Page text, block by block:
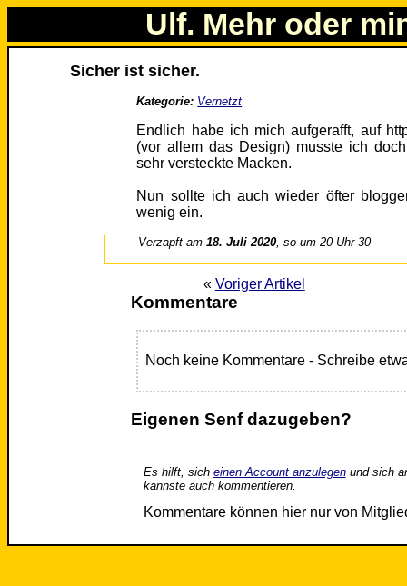
Ulf. Mehr oder
Sicher ist sicher.
Kategorie: Vernetzt
Endlich habe ich mich aufgerafft, auf
(vor allem das Design) musste ich
sehr versteckte Macken.
Nun sollte ich auch wieder öfter
wenig ein.
Verzapft am18. Juli 2020, so um 20 Uhr 30
« Voriger Artikel
Kommentare
Noch keine Kommentare - Schreibe
Eigenen Senf dazugeben?
Es hilft, sich einen Account anzulegenund sich
kannste auch kommentieren.
Kommentare können hier nur von